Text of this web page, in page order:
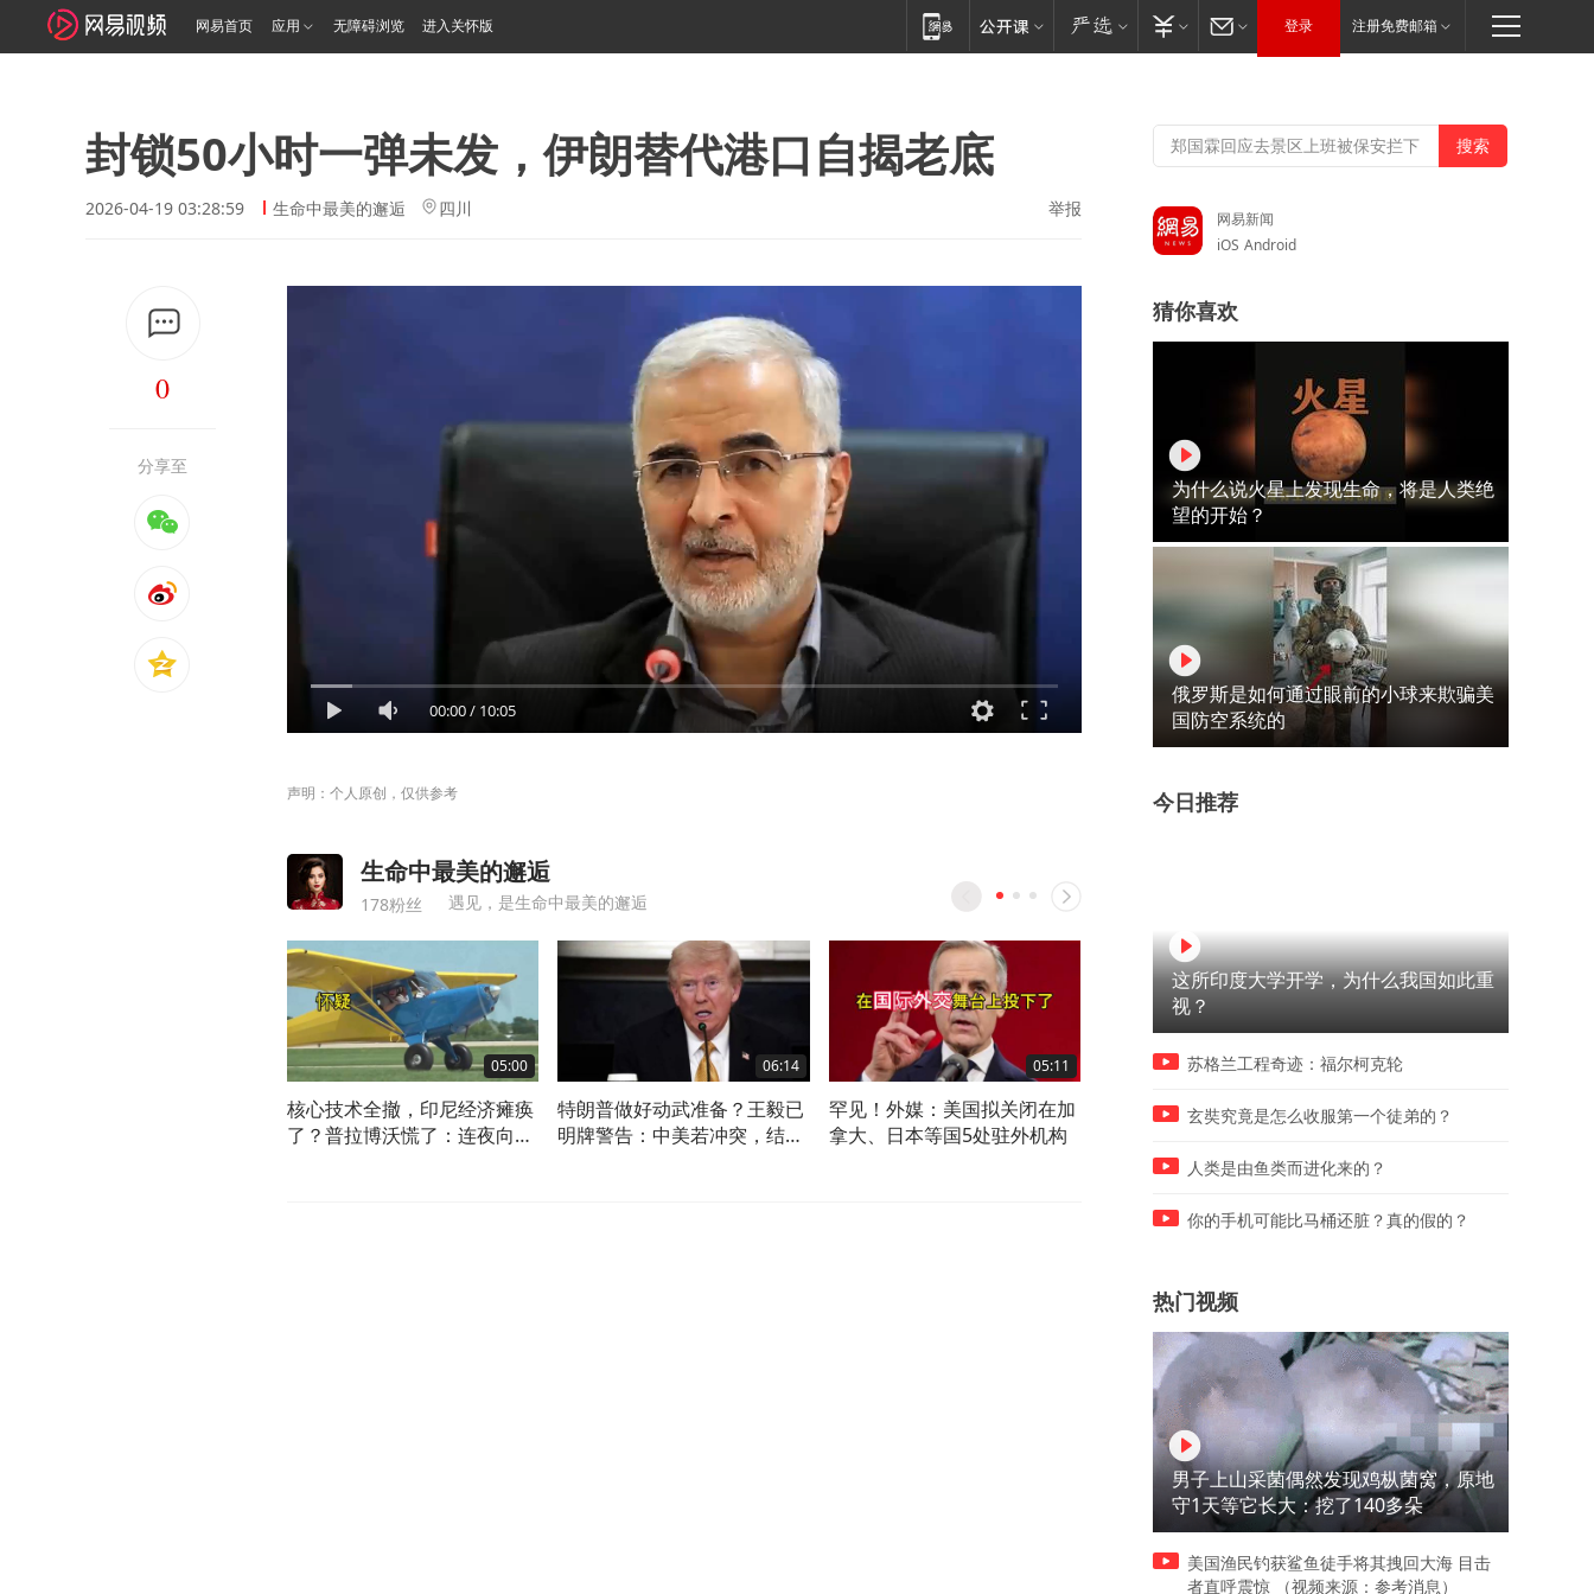
网易首页 应用 无障碍浏览 进入关怀版 登录 注册免费邮箱
封锁50小时一弹未发，伊朗替代港口自揭老底
2026-04-19 03:28:59 生命中最美的邂逅 四川 举报
0
分享至
00:00/ 10:05
声明：个人原创，仅供参考
生命中最美的邂逅
178粉丝 遇见，是生命中最美的邂逅
05:00
核心技术全撤，印尼经济瘫痪
了？普拉博沃慌了：连夜向中
06:14
特朗普做好动武准备？王毅已
明牌警告：中美若冲突，结局
05:11
罕见！外媒：美国拟关闭在加
拿大、日本等国5处驻外机构
05:31
美国总统特朗普表态！并发出
菲副总统拒认845张收据，
网易新闻
iOS Android
猜你喜欢
为什么说火星上发现生命，将是人类绝
望的开始？
俄罗斯是如何通过眼前的小球来欺骗美
国防空系统的
今日推荐
这所印度大学开学，为什么我国如此重
视？
苏格兰工程奇迹：福尔柯克轮
玄奘究竟是怎么收服第一个徒弟的？
人类是由鱼类而进化来的？
你的手机可能比马桶还脏？真的假的？
热门视频
男子上山采菌偶然发现鸡枞菌窝，原地
守1天等它长大：挖了140多朵
美国渔民钓获鲨鱼徒手将其拽回大海 目击
者直呼震惊 （视频来源：参考消息）